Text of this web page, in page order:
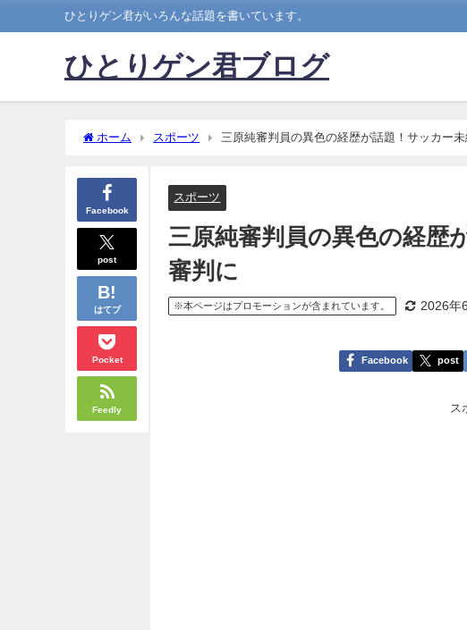
ひとりゲン君がいろんな話題を書いています。
ひとりゲン君ブログ
ホーム スポーツ 三原純審判員の異色の経歴が話題！サッカー
Facebook
post
はてブ
Pocket
Feedly
スポーツ
三原純審判員の異色の経歴
審判に
※本ページはプロモーションが含まれています。 2026年
Facebook post
ス